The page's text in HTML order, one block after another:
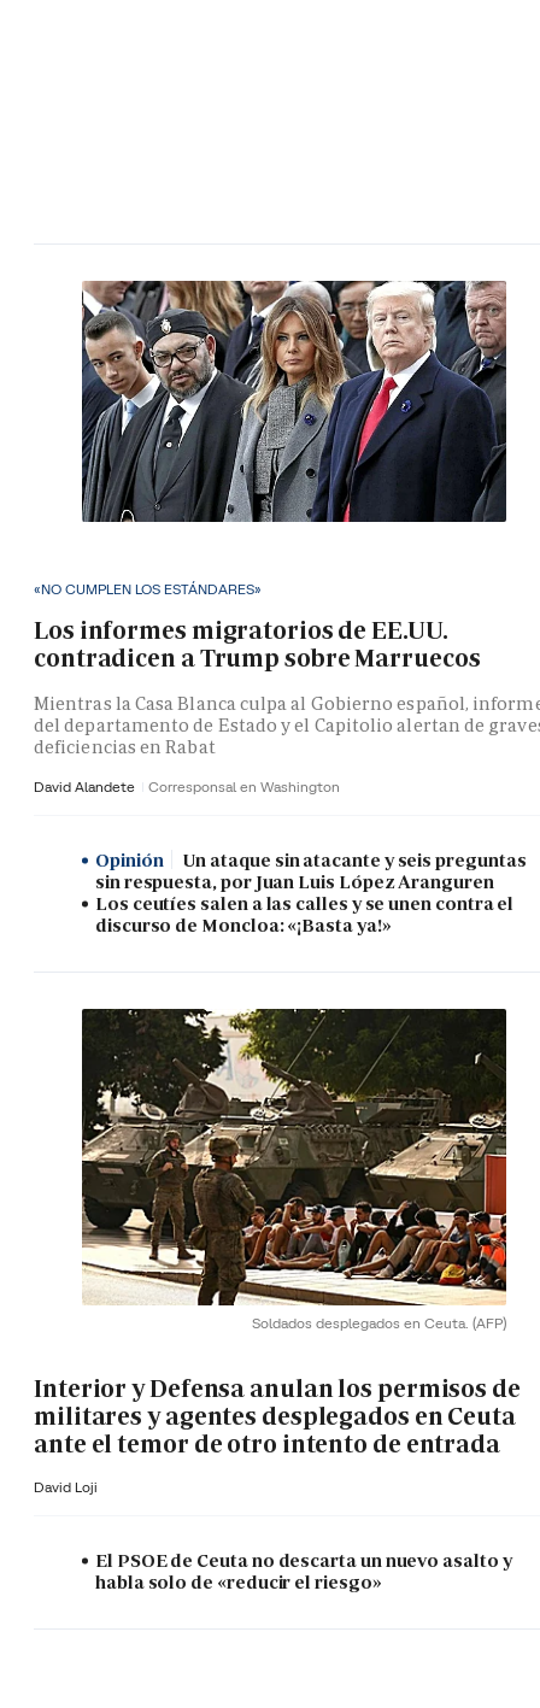
«NO CUMPLEN LOS ESTÁNDARES»
Los informes migratorios de EE.UU.
contradicen a Trump sobre Marruecos
Mientras la Casa Blanca culpa al Gobierno español,
del departamento de Estado y el Capitolio alertan de
deficiencias en Rabat
David Alandete Corresponsal en Washington
Opinión
Un ataque sin atacante y seis preguntas
sin respuesta, por Juan Luis López Aranguren
Los ceutíes salen a las calles y se unen contra el
discurso de Moncloa: «¡Basta ya!»
Soldados desplegados en Ceuta. (AFP)
Interior y Defensa anulan los permisos de
militares y agentes desplegados en Ceuta
ante el temor de otro intento de entrada
David Loji
El PSOE de Ceuta no descarta un nuevo asalto y
habla solo de «reducir el riesgo»